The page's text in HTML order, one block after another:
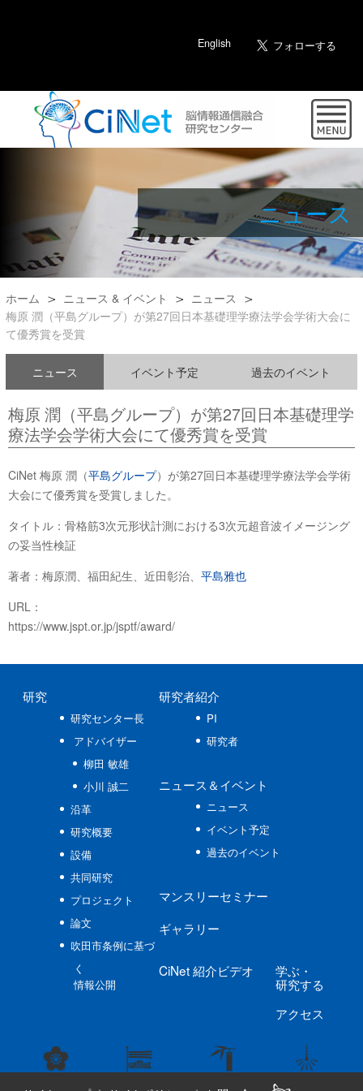
English
ニュース
ホーム ニュース & イベント
ニュース
梅原 潤（平島グループ）が第27回日本基礎理学療法学会学術大会に
て優秀賞を受賞
ニュース イベント予定 過去のイベント
梅原 潤（平島グループ）が第27回日本基礎理学
療法学会学術大会にて優秀賞を受賞
CiNet 梅原 潤（平島グループ）が第27回日本基礎理学療法学会学術
大会にて優秀賞を受賞しました。
タイトル：骨格筋3次元形状計測における3次元超音波イメージング
の妥当性検証
著者：梅原潤、福田紀生、近田彰治、 平島雅也
URL：
https://www.jspt.or.jp/jsptf/award/
研究
研究センター長
アドバイザー
柳田 敏雄
小川 誠二
沿革
研究概要
設備
共同研究
プロジェクト
論文
吹田市条例に基づ
く
情報公開
研究者紹介
PI
研究者
ニュース ＆イベント
ニュース
イベント予定
過去のイベント
マンスリーセミナー
ギャラリー
CiNet紹介ビデオ 学ぶ ・
研究する
アクセス